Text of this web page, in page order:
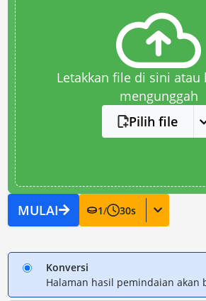
Letakkan file di sini atau
mengunggah
Pilih file
MULAI 1/ 30s
Konversi
Halaman hasil pemindaian akan